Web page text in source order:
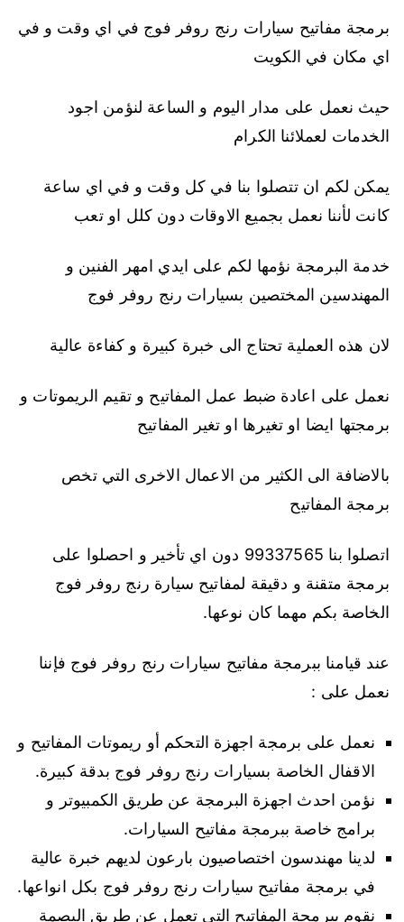
برمجة مفاتيح سيارات رنج روفر فوج في اي وقت و في
اي مكان في الكويت
حيث نعمل على مدار اليوم و الساعة لنؤمن اجود
الخدمات لعملائنا الكرام
يمكن لكم ان تتصلوا بنا في كل وقت و في اي ساعة
كانت لأننا نعمل بجميع الاوقات دون كلل او تعب
خدمة البرمجة نؤمها لكم على ايدي امهر الفنين و
المهندسين المختصين بسيارات رنج روفر فوج
لان هذه العملية تحتاج الى خبرة كبيرة و كفاءة عالية
نعمل على اعادة ضبط عمل المفاتيح و تقيم الريموتات و
برمجتها ايضا او تغيرها او تغير المفاتيح
بالاضافة الى الكثير من الاعمال الاخرى التي تخص
برمجة المفاتيح
اتصلوا بنا 99337565 دون اي تأخير و احصلوا على
برمجة متقنة و دقيقة لمفاتيح سيارة رنج روفر فوج
الخاصة بكم مهما كان نوعها.
عند قيامنا ببرمجة مفاتيح سيارات رنج روفر فوج فإننا
نعمل على :
نعمل على برمجة اجهزة التحكم أو ريموتات المفاتيح و
الاقفال الخاصة بسيارات رنج روفر فوج بدقة كبيرة.
نؤمن احدث اجهزة البرمجة عن طريق الكمبيوتر و
برامج خاصة ببرمجة مفاتيح السيارات.
لدينا مهندسون اختصاصيون بارعون لديهم خبرة عالية
في برمجة مفاتيح سيارات رنج روفر فوج بكل انواعها.
نقوم ببرمجة المفاتيح التي تعمل عن طريق البصمة